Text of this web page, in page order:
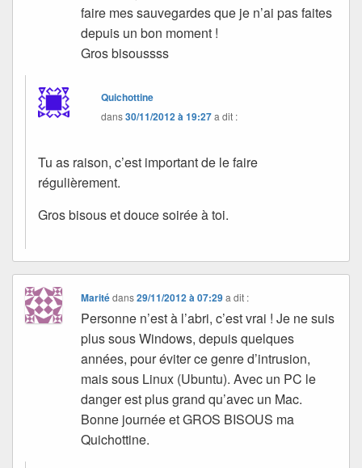
faire mes sauvegardes que je n’ai pas faites
depuis un bon moment !
Gros bisoussss
Quichottine
dans30/11/2012 à 19:27a dit :
Tu as raison, c’est important de le faire
régulièrement.
Gros bisous et douce soirée à toi.
Maritédans29/11/2012 à 07:29 a dit :
Personne n’est à l’abri, c’est vrai ! Je ne suis
plus sous Windows, depuis quelques
années, pour éviter ce genre d’intrusion,
mais sous Linux (Ubuntu). Avec un PC le
danger est plus grand qu’avec un Mac.
Bonne journée et GROS BISOUS ma
Quichottine.